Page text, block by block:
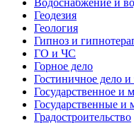
Водоснабжение и
Геодезия
Геология
Гипноз и
ГО и ЧС
Горное дело
Гостиничное дело и
Государственное и
Государственные и
Градостроительство